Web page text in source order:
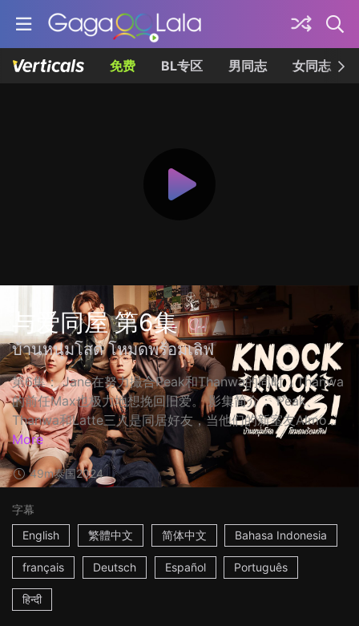
免费 BL专区 男同志 女同志
与爱同屋 第6集
บ้านหนุ่มโสด โหมดพร้อมเลิฟ
第6集： Jane在努力撮合Peak和Thanwa的同时，Thanwa
的前任Max也极力地想挽回旧爱。 影集简介： Peak、
Thanwa和Latte三人是同居好友，当他们的新室友Almo...
More
49m泰国2024
字幕
English
繁體中文 简体中文 Bahasa Indonesia
français Deutsch Español Português
हिन्दी